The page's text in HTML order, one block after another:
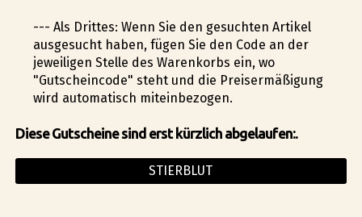
--- Als Drittes: Wenn Sie den gesuchten Artikel
ausgesucht haben, fügen Sie den Code an der
jeweiligen Stelle des Warenkorbs ein, wo
"Gutscheincode" steht und die Preisermäßigung
wird automatisch miteinbezogen.
Diese Gutscheine sind erst kürzlich abgelaufen:.
STIERBLUT